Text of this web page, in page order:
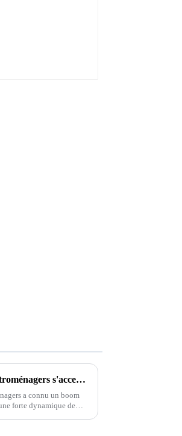
Le boom des exportations chinoises d'appareils électroménagers s'accentue cet été, les ventes de climatiseurs prennent la tête
a connu un boom
forte dynamique de